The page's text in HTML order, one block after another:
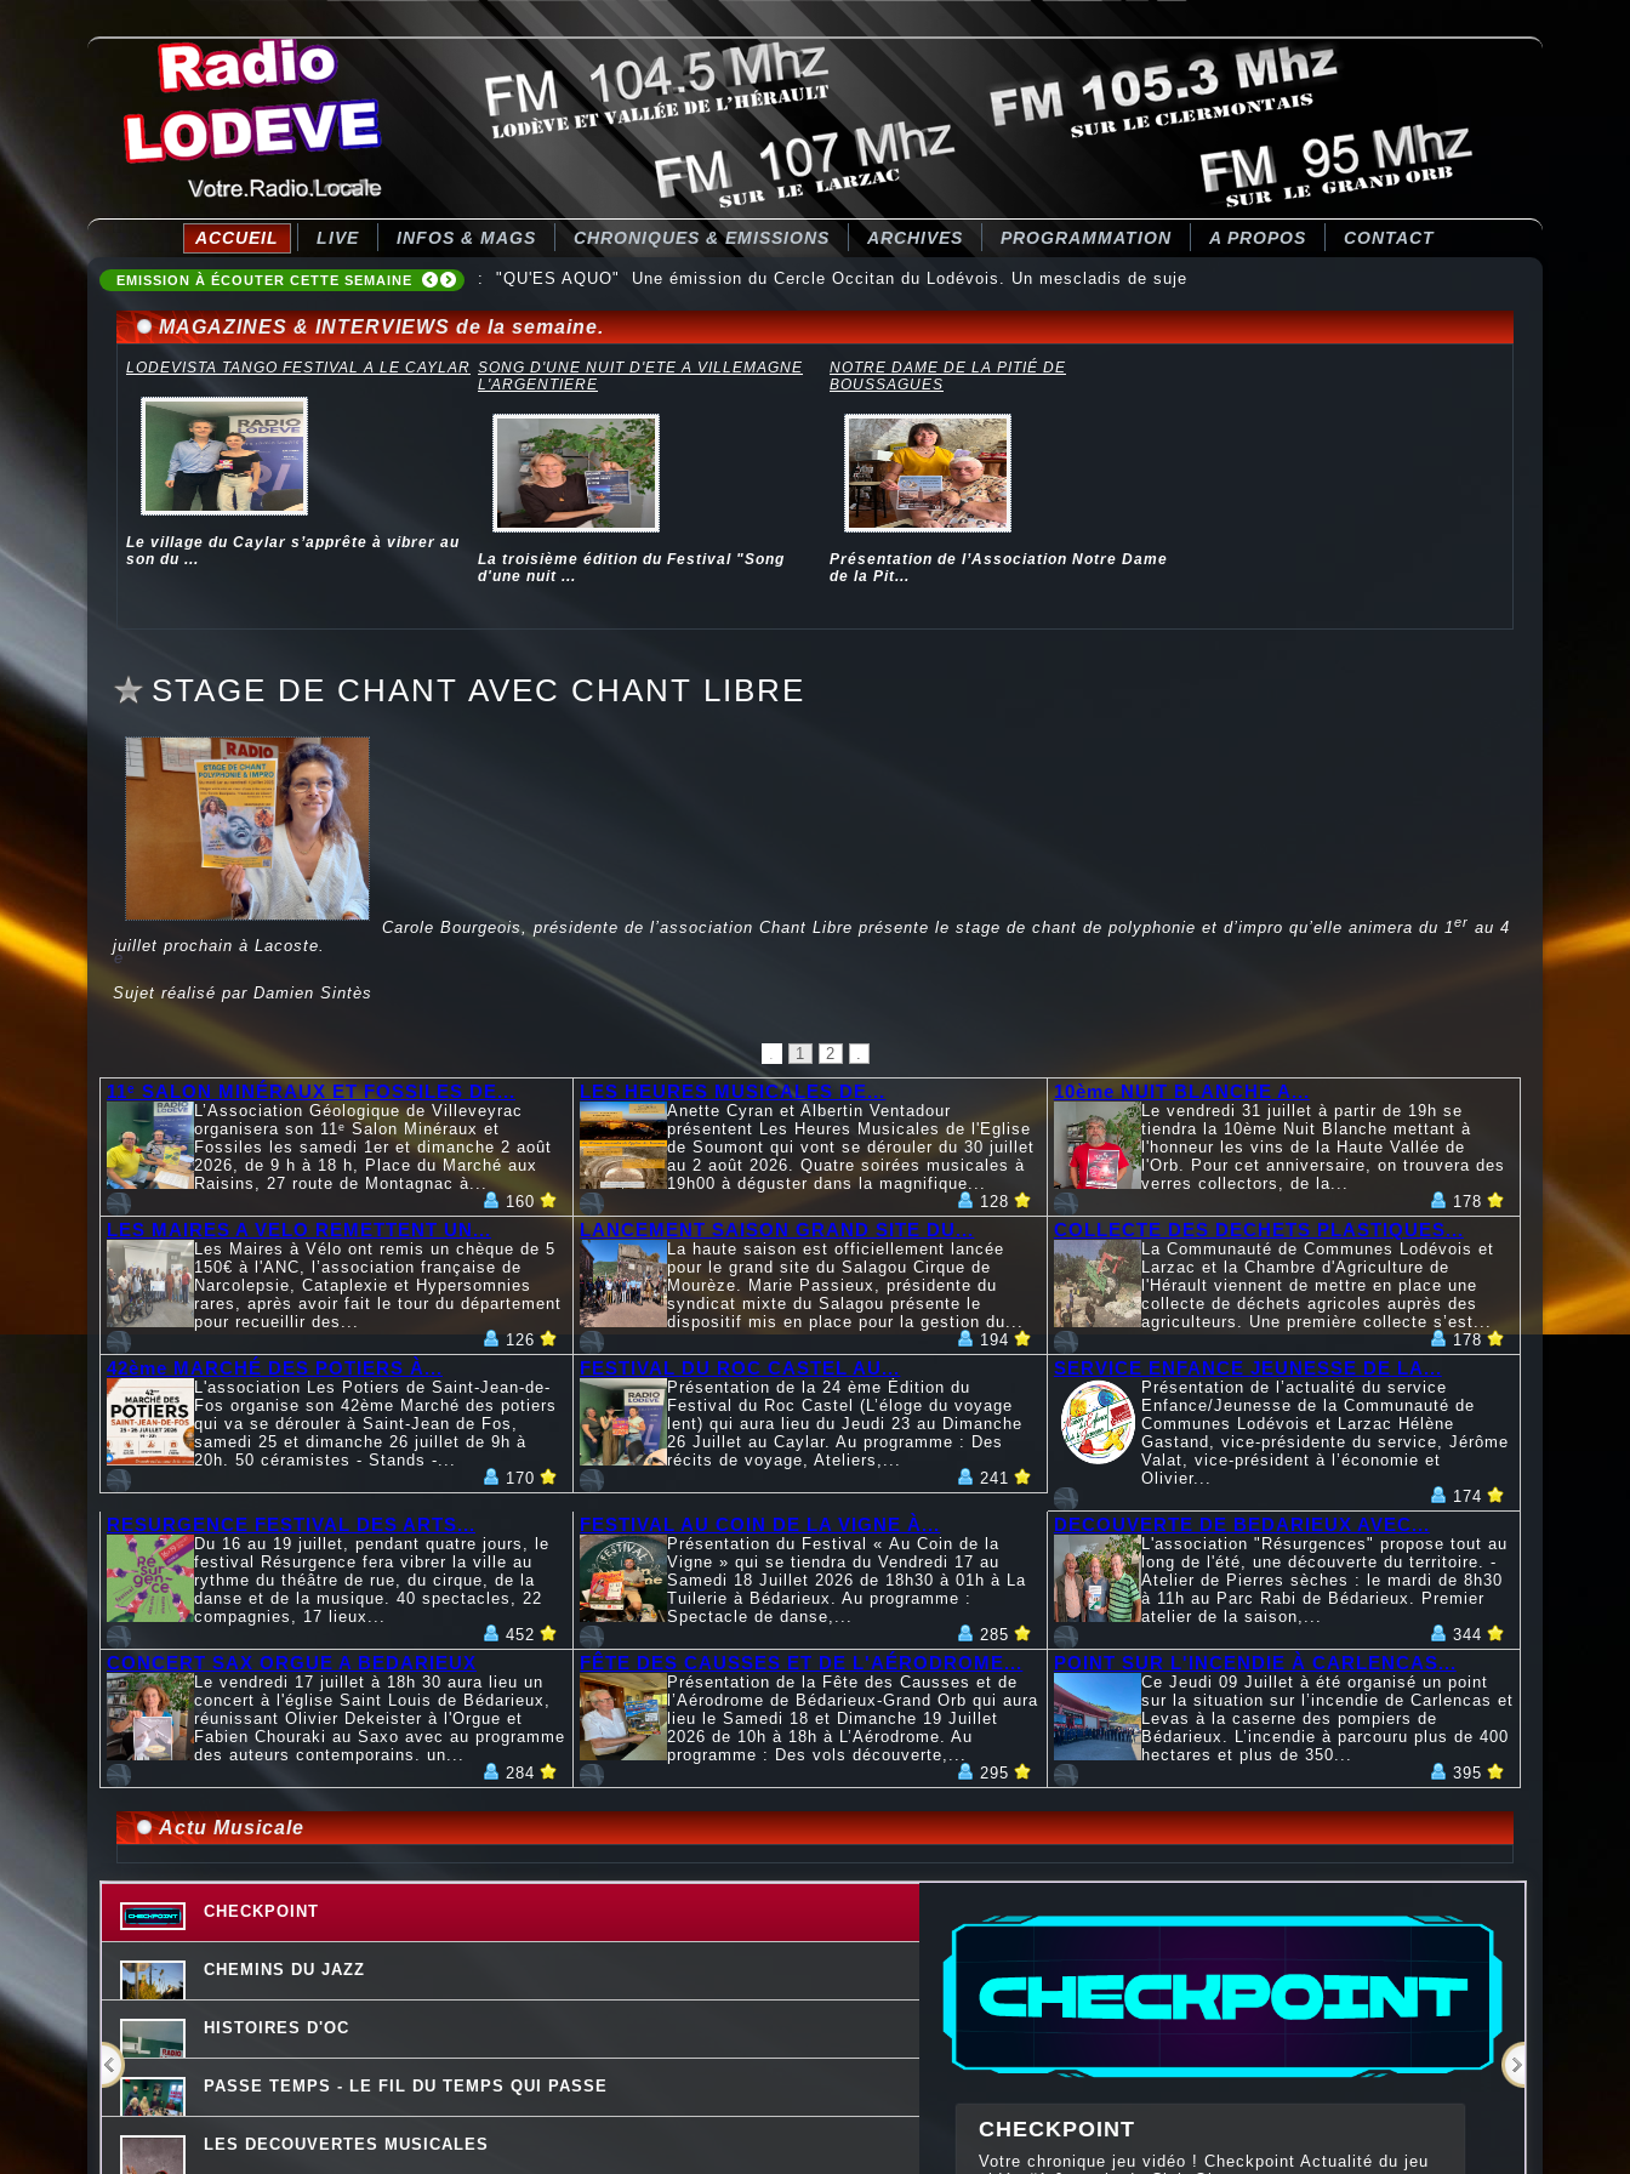
ACCUEIL LIVE INFOS & MAGS CHRONIQUES & EMISSIONS ARCHIVES PROGRAMMATION A PROPOS CONTACT
EMISSION À ÉCOUTER CETTE SEMAINE : "QU'ES AQUO" Une émission du Cercle Occitan du Lodévois. Un mescladis de suje
MAGAZINES & INTERVIEWS de la semaine.
LODEVISTA TANGO FESTIVAL A LE CAYLAR
Le village du Caylar s’apprête à vibrer au
son du ...
SONG D'UNE NUIT D'ETE A VILLEMAGNE
L'ARGENTIERE
La troisième édition du Festival "Song
d'une nuit ...
NOTRE DAME DE LA PITIÉ DE
BOUSSAGUES
Présentation de l’Association Notre Dame
de la Pit...
STAGE DE CHANT AVEC CHANT LIBRE
Carole Bourgeois, présidente de l’association Chant Libre présente le stage de chant de polyphonie et d’impro qu’elle animera du 1er au 4
juillet prochain à Lacoste.
e
Sujet réalisé par Damien Sintès
. 1 2 .
11ᵉ SALON MINÉRAUX ET FOSSILES DE...
L’Association Géologique de Villeveyrac
organisera son 11ᵉ Salon Minéraux et
Fossiles les samedi 1er et dimanche 2 août
2026, de 9 h à 18 h, Place du Marché aux
Raisins, 27 route de Montagnac à...
160
LES HEURES MUSICALES DE...
Anette Cyran et Albertin Ventadour
présentent Les Heures Musicales de l'Eglise
de Soumont qui vont se dérouler du 30 juillet
au 2 août 2026. Quatre soirées musicales à
19h00 à déguster dans la magnifique...
128
10ème NUIT BLANCHE A...
Le vendredi 31 juillet à partir de 19h se
tiendra la 10ème Nuit Blanche mettant à
l'honneur les vins de la Haute Vallée de
l'Orb. Pour cet anniversaire, on trouvera des
verres collectors, de la...
178
LES MAIRES A VELO REMETTENT UN...
Les Maires à Vélo ont remis un chèque de 5
150€ à l'ANC, l’association française de
Narcolepsie, Cataplexie et Hypersomnies
rares, après avoir fait le tour du département
pour recueillir des...
126
LANCEMENT SAISON GRAND SITE DU...
La haute saison est officiellement lancée
pour le grand site du Salagou Cirque de
Mourèze. Marie Passieux, présidente du
syndicat mixte du Salagou présente le
dispositif mis en place pour la gestion du...
194
COLLECTE DES DECHETS PLASTIQUES...
La Communauté de Communes Lodévois et
Larzac et la Chambre d'Agriculture de
l'Hérault viennent de mettre en place une
collecte de déchets agricoles auprès des
agriculteurs. Une première collecte s’est...
178
42ème MARCHÉ DES POTIERS À...
L'association Les Potiers de Saint-Jean-de-
Fos organise son 42ème Marché des potiers
qui va se dérouler à Saint-Jean de Fos,
samedi 25 et dimanche 26 juillet de 9h à
20h. 50 céramistes - Stands -...
170
FESTIVAL DU ROC CASTEL AU...
Présentation de la 24 ème Édition du
Festival du Roc Castel (L’éloge du voyage
lent) qui aura lieu du Jeudi 23 au Dimanche
26 Juillet au Caylar. Au programme : Des
récits de voyage, Ateliers,...
241
SERVICE ENFANCE JEUNESSE DE LA...
Présentation de l’actualité du service
Enfance/Jeunesse de la Communauté de
Communes Lodévois et Larzac Hélène
Gastand, vice-présidente du service, Jérôme
Valat, vice-président à l’économie et
Olivier...
174
RESURGENCE FESTIVAL DES ARTS...
Du 16 au 19 juillet, pendant quatre jours, le
festival Résurgence fera vibrer la ville au
rythme du théâtre de rue, du cirque, de la
danse et de la musique. 40 spectacles, 22
compagnies, 17 lieux...
452
FESTIVAL AU COIN DE LA VIGNE À...
Présentation du Festival « Au Coin de la
Vigne » qui se tiendra du Vendredi 17 au
Samedi 18 Juillet 2026 de 18h30 à 01h à La
Tuilerie à Bédarieux. Au programme :
Spectacle de danse,...
285
DECOUVERTE DE BEDARIEUX AVEC...
L'association "Résurgences" propose tout au
long de l'été, une découverte du territoire. -
Atelier de Pierres sèches : le mardi de 8h30
à 11h au Parc Rabi de Bédarieux. Premier
atelier de la saison,...
344
CONCERT SAX ORGUE A BEDARIEUX
Le vendredi 17 juillet à 18h 30 aura lieu un
concert à l'église Saint Louis de Bédarieux,
réunissant Olivier Dekeister à l'Orgue et
Fabien Chouraki au Saxo avec au programme
des auteurs contemporains. un...
284
FÊTE DES CAUSSES ET DE L'AÉRODROME...
Présentation de la Fête des Causses et de
l’Aérodrome de Bédarieux-Grand Orb qui aura
lieu le Samedi 18 et Dimanche 19 Juillet
2026 de 10h à 18h à L’Aérodrome. Au
programme : Des vols découverte,...
295
POINT SUR L'INCENDIE À CARLENCAS...
Ce Jeudi 09 Juillet à été organisé un point
sur la situation sur l’incendie de Carlencas et
Levas à la caserne des pompiers de
Bédarieux. L’incendie à parcouru plus de 400
hectares et plus de 350...
395
Actu Musicale
CHECKPOINT
Votre chronique jeu vidéo ! Checkpoint Actualité du jeu
CHECKPOINT
CHEMINS DU JAZZ
HISTOIRES D'OC
PASSE TEMPS - LE FIL DU TEMPS QUI PASSE
LES DECOUVERTES MUSICALES